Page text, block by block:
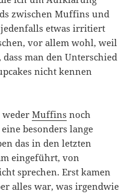
zwischen Muffins und
jedenfalls etwas irritiert
vor allem wohl, weil
man den Unterschied
nicht kennen
wederMuffins noch
besonders lange
das in den letzten
eingeführt, von
sprechen. Erst kamen
alles war, was irgendwie